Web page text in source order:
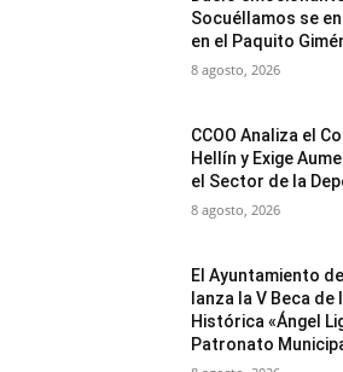
Socuéllamos se
en el Paquito
8 agosto, 2026
CCOO Analiza el
Hellín y Exige
el Sector de la
8 agosto, 2026
El Ayuntamiento
lanza la V Beca
Histórica «Ángel
Patronato